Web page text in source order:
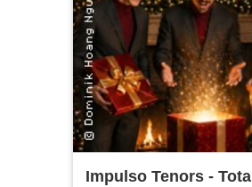
Impulso Tenors - Total